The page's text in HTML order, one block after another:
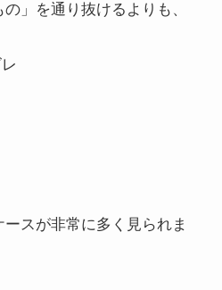
」を通り抜けるよりも、
スが非常に多く見られま